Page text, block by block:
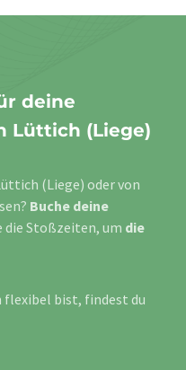
deine
Lüttich (Liege)
(Liege) oder von
Buche deine
die Stoßzeiten, um die
flexibel bist, findest du